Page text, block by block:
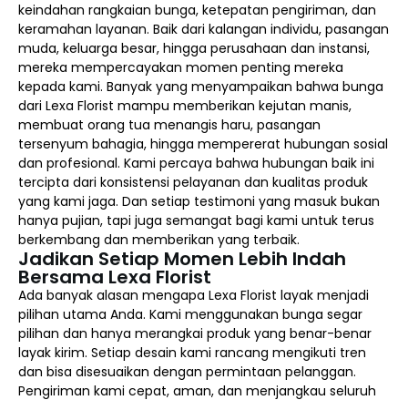
keindahan rangkaian bunga, ketepatan pengiriman, dan
keramahan layanan. Baik dari kalangan individu, pasangan
muda, keluarga besar, hingga perusahaan dan instansi,
mereka mempercayakan momen penting mereka
kepada kami. Banyak yang menyampaikan bahwa bunga
dari Lexa Florist mampu memberikan kejutan manis,
membuat orang tua menangis haru, pasangan
tersenyum bahagia, hingga mempererat hubungan sosial
dan profesional. Kami percaya bahwa hubungan baik ini
tercipta dari konsistensi pelayanan dan kualitas produk
yang kami jaga. Dan setiap testimoni yang masuk bukan
hanya pujian, tapi juga semangat bagi kami untuk terus
berkembang dan memberikan yang terbaik.
Jadikan Setiap Momen Lebih Indah
Bersama Lexa Florist
Ada banyak alasan mengapa Lexa Florist layak menjadi
pilihan utama Anda. Kami menggunakan bunga segar
pilihan dan hanya merangkai produk yang benar-benar
layak kirim. Setiap desain kami rancang mengikuti tren
dan bisa disesuaikan dengan permintaan pelanggan.
Pengiriman kami cepat, aman, dan menjangkau seluruh